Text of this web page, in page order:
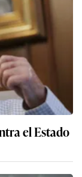
el Estado